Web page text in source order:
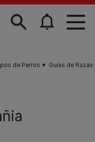
de Perros Guías de